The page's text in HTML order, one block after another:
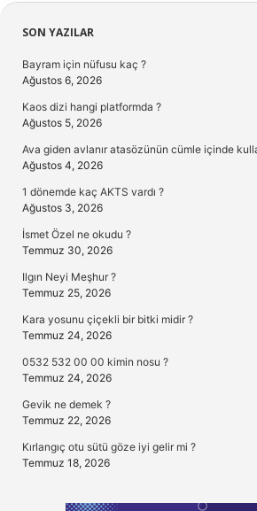
Sidebar
SON YAZILAR
Bayram için nüfusu kaç ?
Ağustos 6, 2026
Kaos dizi hangi platformda ?
Ağustos 5, 2026
Ava giden avlanır atasözünün cümle içinde
Ağustos 4, 2026
1 dönemde kaç AKTS vardı ?
Ağustos 3, 2026
İsmet Özel ne okudu ?
Temmuz 30, 2026
Ilgın Neyi Meşhur ?
Temmuz 25, 2026
Kara yosunu çiçekli bir bitki midir ?
Temmuz 24, 2026
0532 532 00 00 kimin nosu ?
Temmuz 24, 2026
Gevik ne demek ?
Temmuz 22, 2026
Kırlangıç otu sütü göze iyi gelir mi ?
Temmuz 18, 2026